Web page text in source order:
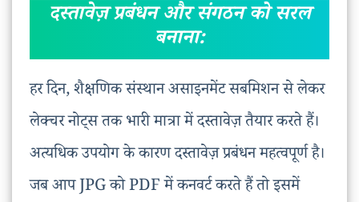
दस्तावेज़ प्रबंधन और संगठन को सरल
बनाना:
हर दिन, शैक्षणिक संस्थान असाइनमेंट सबमिशन से लेकर
लेक्चर नोट्स तक भारी मात्रा में दस्तावेज़ तैयार करते हैं।
अत्यधिक उपयोग के कारण दस्तावेज़ प्रबंधन महत्वपूर्ण है।
जब आप JPG को PDF में कनवर्ट करते हैं तो इसमें